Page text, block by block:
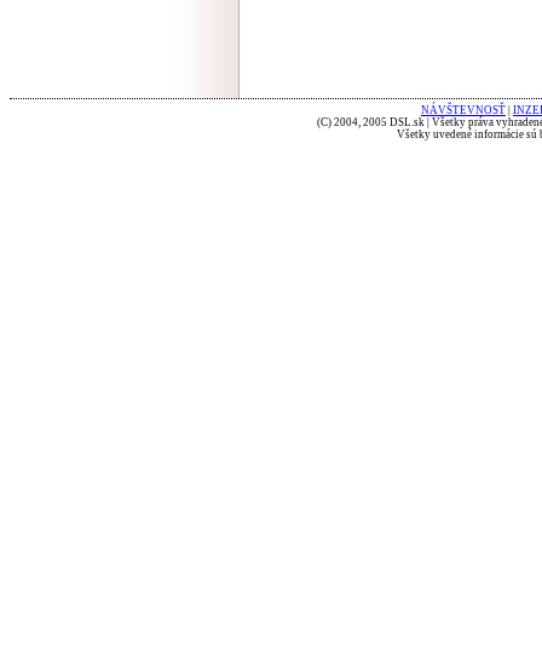
NÁVŠTEVNOSŤ
(C) 2004, 2005 DSL.sk | Všetky práva
Všetky uvedené informácie sú